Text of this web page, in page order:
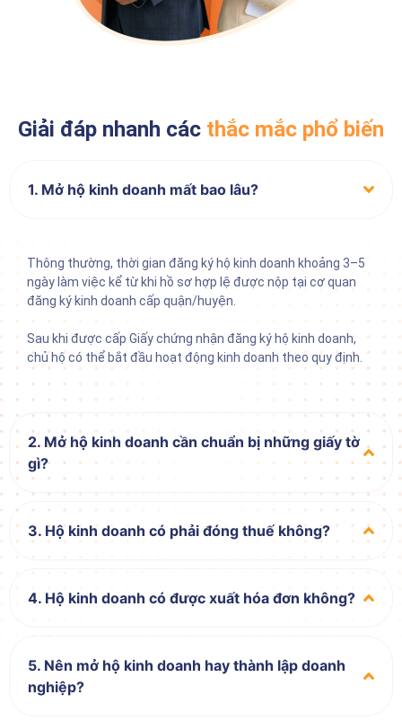
Giải đáp nhanh các thắc mắc phổ biến
1. Mở hộ kinh doanh mất bao lâu?
Thông thường, thời gian đăng ký hộ kinh doanh khoảng 3–5
ngày làm việc kể từ khi hồ sơ hợp lệ được nộp tại cơ quan
đăng ký kinh doanh cấp quận/huyện.
Sau khi được cấp Giấy chứng nhận đăng ký hộ kinh doanh,
chủ hộ có thể bắt đầu hoạt động kinh doanh theo quy định.
2. Mở hộ kinh doanh cần chuẩn bị những giấy tờ
gì?
3. Hộ kinh doanh có phải đóng thuế không?
4. Hộ kinh doanh có được xuất hóa đơn không?
5. Nên mở hộ kinh doanh hay thành lập doanh
nghiệp?